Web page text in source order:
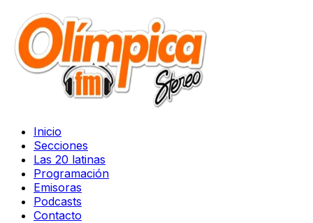
Inicio
Secciones
Las 20 latinas
Programación
Emisoras
Podcasts
Contacto